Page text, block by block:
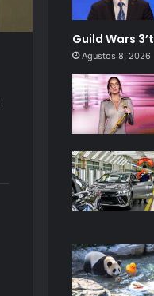
Guild Wars
Ağustos 8, 2026